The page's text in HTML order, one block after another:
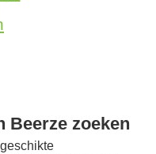
Beerze zoeken